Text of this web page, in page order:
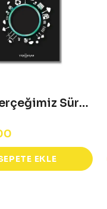
Yeni Gerçeğimiz Sürdürülebilirlik
EKLE